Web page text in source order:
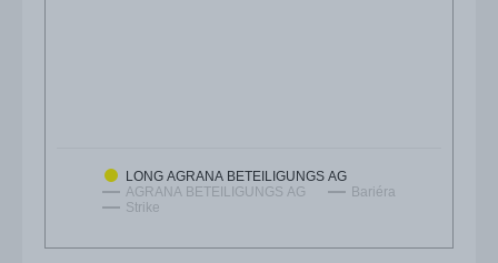
LONG AGRANA BETEILIGUNGS AG
AGRANA BETEILIGUNGS AG
Bariéra
Strike